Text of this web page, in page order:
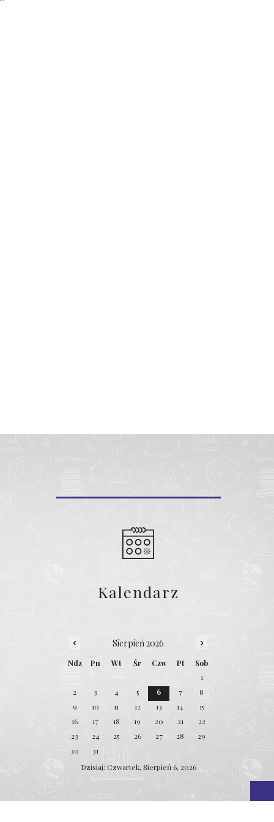
Kalendarz
‹ Sierpień 2026 ›
Ndz Pn Wt Śr Czw Pt
Sob
1
2
3 4 5 6 7
8
9
10 11 12 13 14
15
16
17 18 19 20 21
22
23
24 25 26 27 28
29
30
31
Dzisiaj: Czwartek, Sierpień 6, 2026